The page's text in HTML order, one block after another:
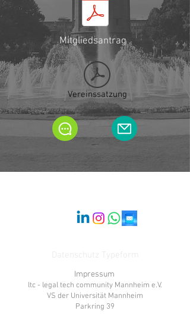
Mitgliedsantrag
Vereinssatzung
Datenschutz Typeform
Impressum
ltc - legal tech community Mannheim e.V.
VS der Universität Mannheim
Parkring 39